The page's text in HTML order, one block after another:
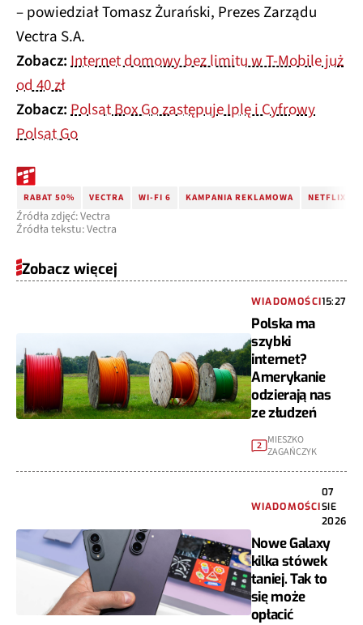
– powiedział Tomasz Żurański, Prezes Zarządu
Vectra S.A.
Zobacz:Internet domowy bez limitu w T-Mobile już
od 40 zł
Zobacz:Polsat Box Go zastępuje Iplę i Cyfrowy
Polsat Go
RABAT 50% VECTRA WI-FI 6 KAMPANIA REKLAMOWA NETFLIX ZA
Źródła zdjęć: Vectra
Źródła tekstu: Vectra
Zobacz więcej
WIADOMOŚCI15:27
Polska ma
szybki
internet?
Amerykanie
odzierają nas
ze złudzeń
2
MIESZKO
ZAGAŃCZYK
WIADOMOŚCI
07
SIE
2026
Nowe Galaxy
kilka stówek
taniej. Tak to
się może
opłacić